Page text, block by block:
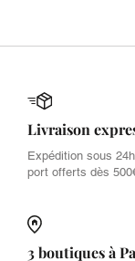
Livraison
Expédition sous
port offerts dès
3 boutiques à